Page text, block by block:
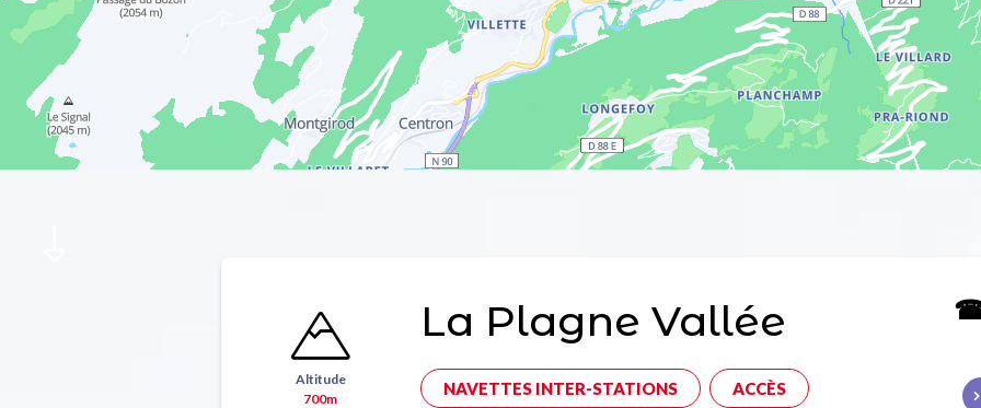
Altitude
700m
La Plagne Vallée
NAVETTES INTER-STATIONS ACCÈS
☎